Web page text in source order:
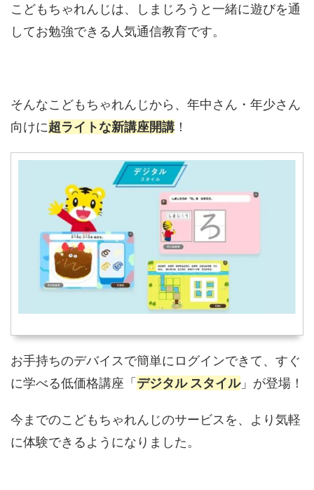
こどもちゃれんじは、しまじろうと一緒に遊びを通
してお勉強できる人気通信教育です。
そんなこどもちゃれんじから、年中さん・年少さん
向けに超ライトな新講座開講 ！
お手持ちのデバイスで簡単にログインできて、すぐ
に学べる低価格講座「デジタル スタイル」が登場！
今までのこどもちゃれんじのサービスを、より気軽
に体験できるようになりました。